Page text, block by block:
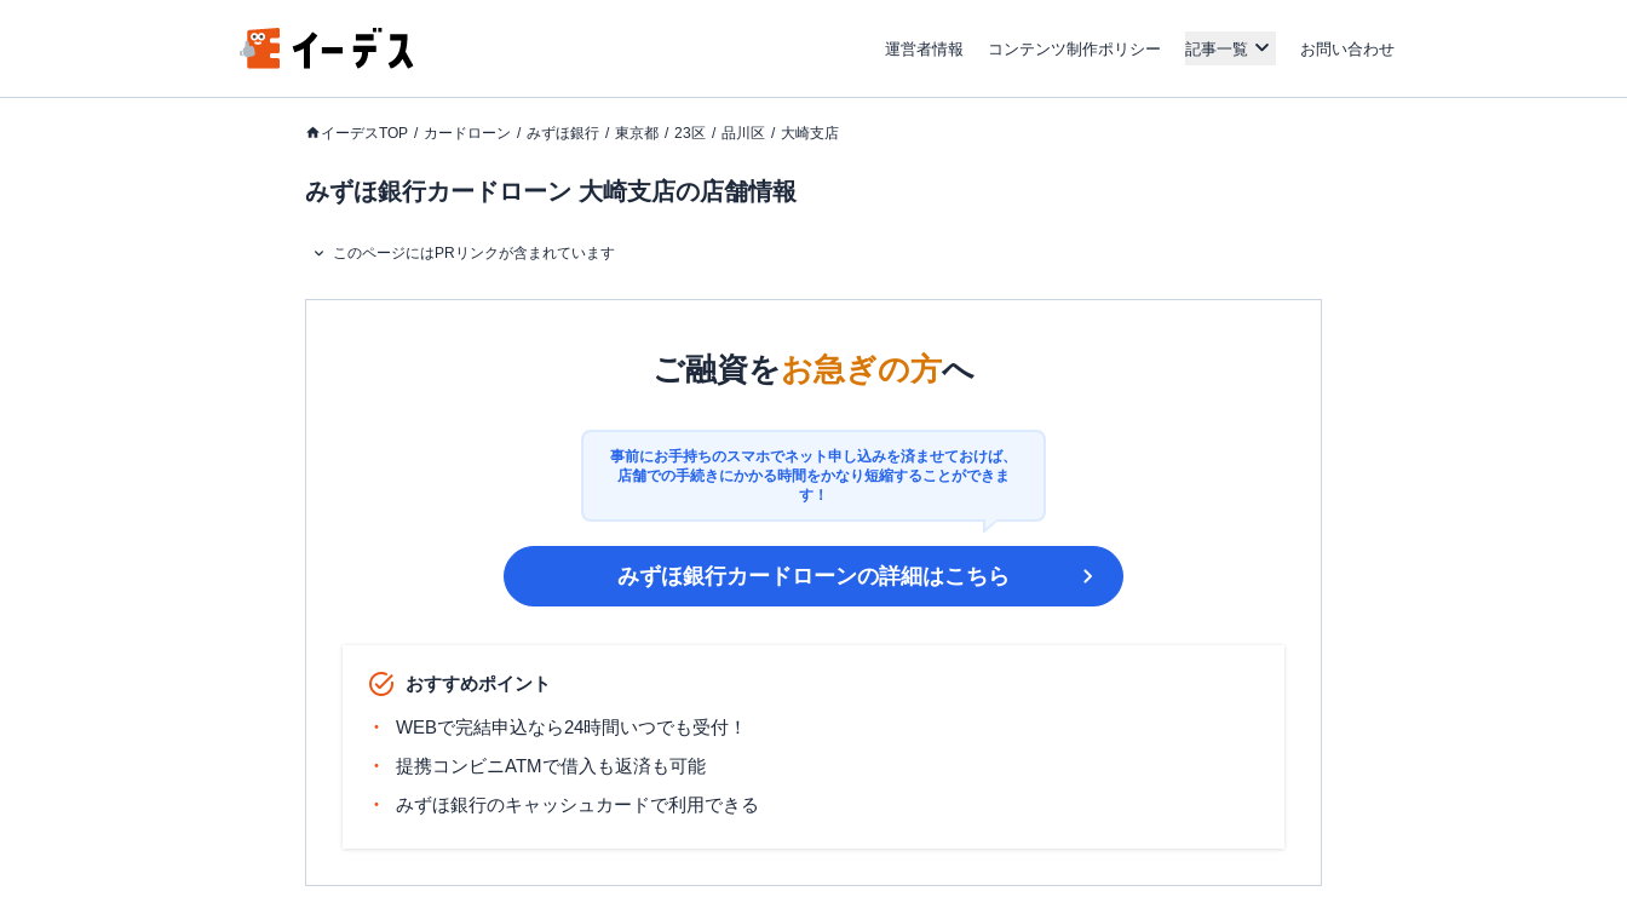
運営者情報 コンテンツ制作ポリシー 記事一覧 お問い合わせ
イーデスTOP カードローン みずほ銀行 東京都 23区 品川区 大崎支店
みずほ銀行カードローン 大崎支店の店舗情報
このページにはPRリンクが含まれています
ご融資をお急ぎの方へ
事前にお手持ちのスマホでネット申し込みを済ませておけば、
店舗での手続きにかかる時間をかなり短縮することができま
す！
みずほ銀行カードローンの詳細はこちら
おすすめポイント
WEBで完結申込なら24時間いつでも受付！
提携コンビニATMで借入も返済も可能
みずほ銀行のキャッシュカードで利用できる